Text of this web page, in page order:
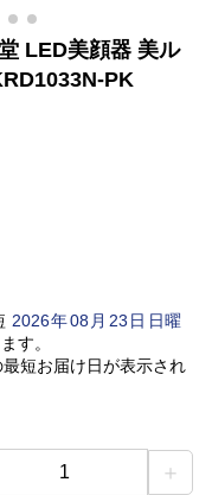
LED美顔器 美ル
PK
2026年08 月 23 日日曜
す。
短お届け日が表示され
1 ＋